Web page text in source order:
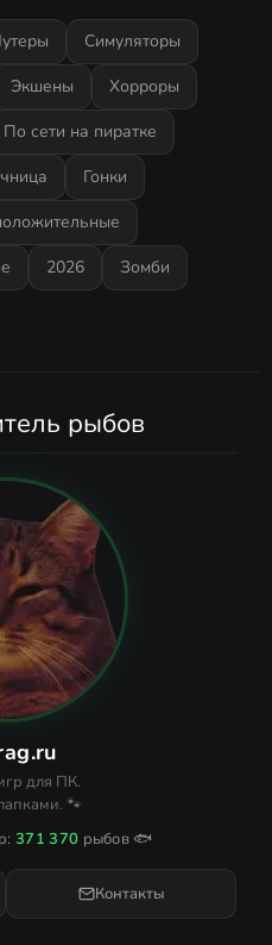
Симуляторы
Экшены
Хорроры
По сети на пиратке
Гонки
2026
Зомби
рыбов
для ПК.
🐾
371 370 рыбов 🐟
Контакты